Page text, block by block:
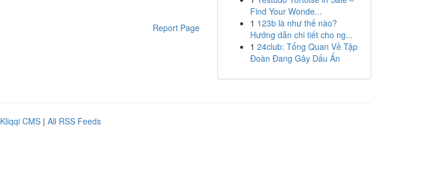
Report Page
Find Your Wonde...
1 123b là như thế nào?
Hướng dẫn chi tiết cho ng...
1 24club: Tổng Quan Về Tập
Đoàn Đang Gây Dấu Ấn
Kliqqi CMS | All RSS Feeds